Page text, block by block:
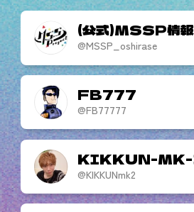
(公式)MSSP情
@MSSP_oshirase
FB777
@FB77777
KIKKUN-MK-
@KIKKUNmk2